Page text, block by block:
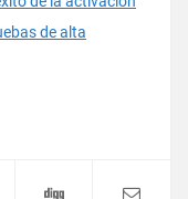
de alta